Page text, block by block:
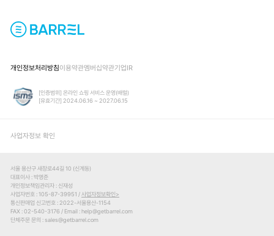
개인정보처리방침이용약관멤버십약관기업IR
[인증범위] 온라인 쇼핑 서비스 운영(배럴)
[유효기간] 2024.06.16 ~ 2027.06.15
사업자정보 확인
서울 용산구 새창로44길 10 (신계동)
대표이사
박영준
개인정보책임관리자
신재성
사업자번호 105-87-39951 /사업자정보확인
통신판매업 신고번호
2022-서울용산-1154
FAX 02-540-3176 Email
help@getbarrel.com
단체주문 문의
sales@getbarrel.com